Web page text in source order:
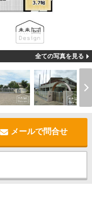
全ての写真を見る
メールで問合せ